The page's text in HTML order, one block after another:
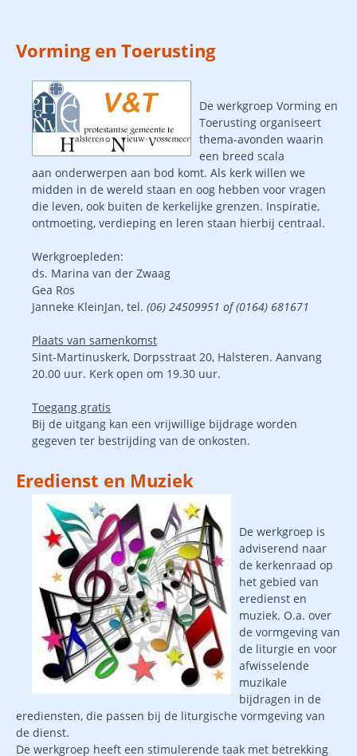
Vorming en Toerusting
De werkgroep Vorming en
Toerusting organiseert
thema-avonden waarin
een breed scala
aan onderwerpen aan bod komt. Als kerk willen we
midden in de wereld staan en oog hebben voor vragen
die leven, ook buiten de kerkelijke grenzen. Inspiratie,
ontmoeting, verdieping en leren staan hierbij centraal.
Werkgroepleden:
ds. Marina van der Zwaag
Gea Ros
Janneke KleinJan, tel. (06) 24509951 of (0164) 681671
Plaats van samenkomst
Sint-Martinuskerk, Dorpsstraat 20, Halsteren. Aanvang
20.00 uur. Kerk open om 19.30 uur.
Toegang gratis
Bij de uitgang kan een vrijwillige bijdrage worden
gegeven ter bestrijding van de onkosten.
Eredienst en Muziek
De werkgroep is
adviserend naar
de kerkenraad op
het gebied van
eredienst en
muziek. O.a. over
de vormgeving van
de liturgie en voor
afwisselende
muzikale
bijdragen in de
erediensten, die passen bij de liturgische vormgeving van
de dienst.
De werkgroep heeft een stimulerende taak met betrekking